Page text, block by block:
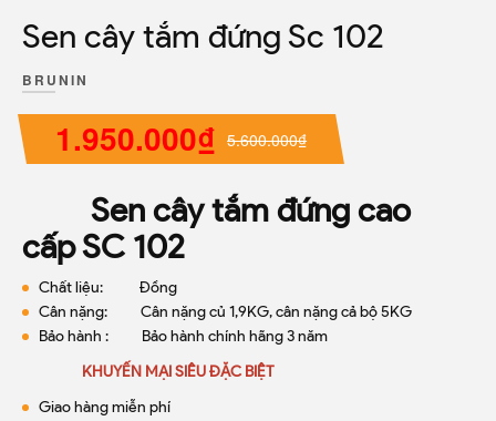
Sen cây tắm đứng Sc 102
BRUNIN
1.950.000₫ 5.600.000₫
Sen cây tắm đứng cao
cấp SC 102
Chất liệu: Đồng
Cân nặng: Cân nặng củ 1,9KG, cân nặng cả bộ 5KG
Bảo hành : Bảo hành chính hãng 3 năm
KHUYẾN MẠI SIÊU ĐẶC BIỆT
Giao hàng miễn phí